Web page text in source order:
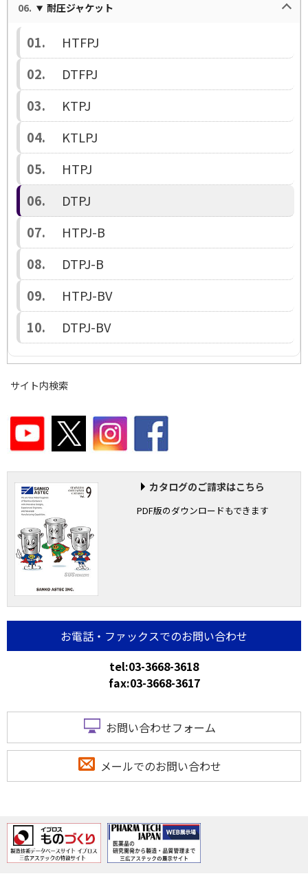
耐圧ジャケット
HTFPJ
DTFPJ
KTPJ
KTLPJ
HTPJ
DTPJ
HTPJ-B
DTPJ-B
HTPJ-BV
DTPJ-BV
サイト内検索
カタログのご請求はこちら
PDF版のダウンロードもできます
お電話・ファックスでのお問い合わせ
tel:03-3668-3618
fax:03-3668-3617
お問い合わせフォーム
メールでのお問い合わせ